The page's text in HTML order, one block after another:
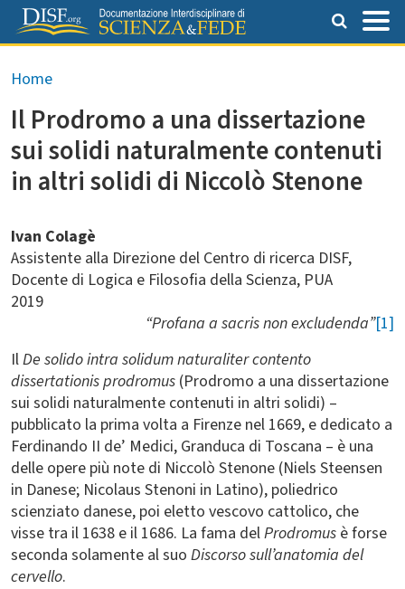
Salta al contenuto principale
Briciole di pane
Home
Il Prodromo a una dissertazione
sui solidi naturalmente contenuti
in altri solidi di Niccolò Stenone
Ivan Colagè
Assistente alla Direzione del Centro di ricerca DISF,
Docente di Logica e Filosofia della Scienza, PUA
2019
“Profana a sacris non excludenda”[1]
IlDe solido intra solidum naturaliter contento
dissertationis prodromus (Prodromo a una dissertazione
sui solidi naturalmente contenuti in altri solidi) –
pubblicato la prima volta a Firenze nel 1669, e dedicato a
Ferdinando II de’ Medici, Granduca di Toscana – è una
delle opere più note di Niccolò Stenone (Niels Steensen
in Danese; Nicolaus Stenoni in Latino), poliedrico
scienziato danese, poi eletto vescovo cattolico, che
visse tra il 1638 e il 1686. La fama delProdromus è forse
seconda solamente al suo Discorso sull’anatomia del
cervello.